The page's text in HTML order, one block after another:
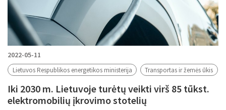
2022-05-11
Lietuvos Respublikos energetikos ministerija Transportas ir žemės ūkis
Iki 2030 m. Lietuvoje turėtų veikti virš 85 tūkst.
elektromobilių įkrovimo stotelių